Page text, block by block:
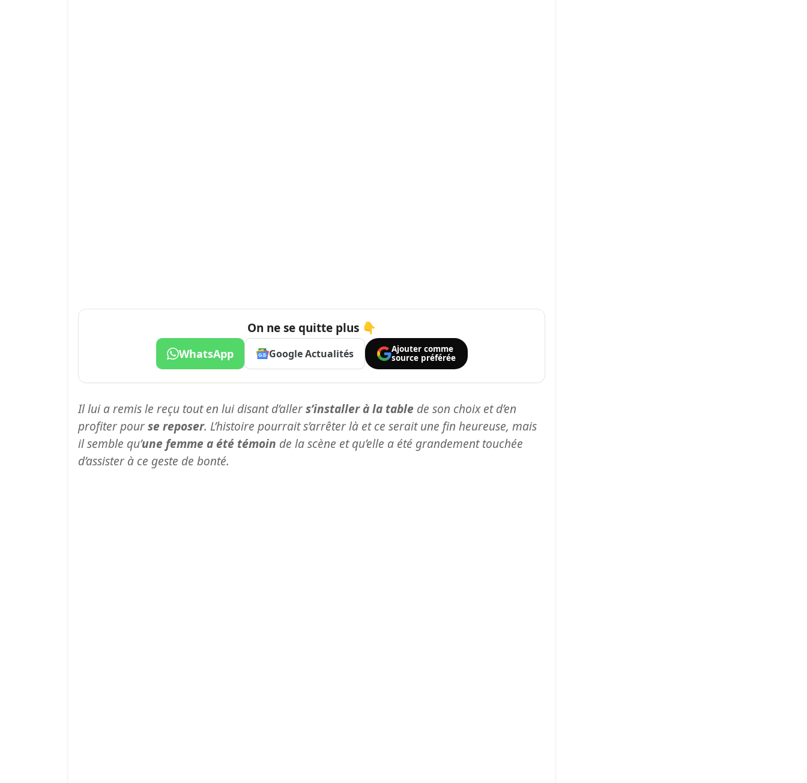
On ne se quitte plus 👇
WhatsApp Google Actualités
Ajouter comme
source préférée
Il lui a remis le reçu tout en lui disant d’allers’installer à la table de son choix et d’en
profiter pourse reposer. L’histoire pourrait s’arrêter là et ce serait une fin heureuse, mais
il semble qu’une femme a été témoin de la scène et qu’elle a été grandement touchée
d’assister à ce geste de bonté.